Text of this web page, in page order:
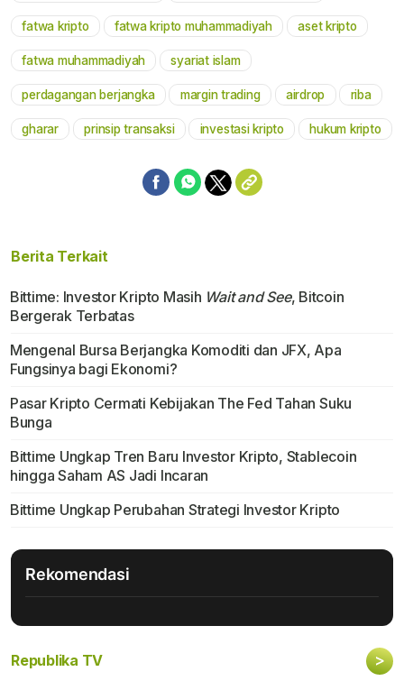
fatwa kripto fatwa kripto muhammadiyah aset kripto
fatwa muhammadiyah syariat islam
perdagangan berjangka margin trading airdrop riba
gharar prinsip transaksi investasi kripto hukum kripto
Berita Terkait
Bittime: Investor Kripto Masih Wait and See, Bitcoin
Bergerak Terbatas
Mengenal Bursa Berjangka Komoditi dan JFX, Apa
Fungsinya bagi Ekonomi?
Pasar Kripto Cermati Kebijakan The Fed Tahan Suku
Bunga
Bittime Ungkap Tren Baru Investor Kripto, Stablecoin
hingga Saham AS Jadi Incaran
Bittime Ungkap Perubahan Strategi Investor Kripto
Rekomendasi
Republika TV >